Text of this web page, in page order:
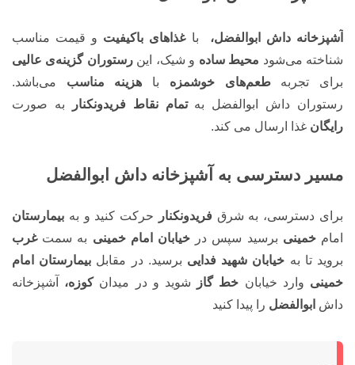
آشپزخانه داش ابوالفضل، باغذاهای باکیفیت و قیمت مناسب
شناخته می‌شود محیط ساده و شیک، اینرستوران گزینه‌ی عالیی
برای تجربهطعم‌های خوشمزه با هزینه مناسب می‌باشد.
رستوران داش ابوالفضل بهتمام نقاط فریدونکنار
به صورت
رایگان غذا ارسال می کند.
مسیر دسترسی به آشپزخانه داش ابوالفضل
برای دسترسی، به شرق فریدونکنار حرکت کنید و به بیمارستان
امامخمینی برسید سپس در خیابان امام خمینی به سمتغرب
بروید تا به خیابان شهید فدایی برسید. در مقابل بیمارستان امام
خمینی وارد خیابان خط گاز شوید و در میدانکوزه، آشپزخانه
داش ابوالفضل را پیدا کنید